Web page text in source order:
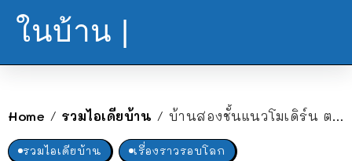
ในบ้าน |
Home / รวมไอเดียบ้าน / บ้านสองชั้นแนวโมเดิร์น ตกแต่งในโทนสีดำ เข้ากับบรรยากาศธรรมชาติที่ห้อมล้อมบ้านอย่างสงบ
รวมไอเดียบ้าน เรื่องราวรอบโลก